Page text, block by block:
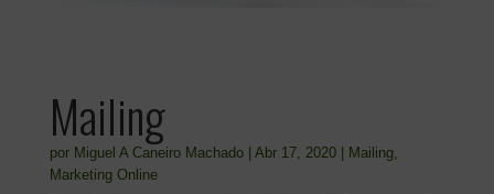
Mailing
por Miguel A Caneiro Machado| Abr 17, 2020| Mailing,
Marketing Online